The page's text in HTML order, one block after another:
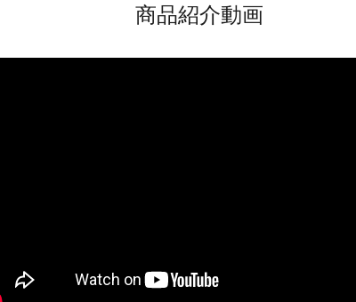
商品紹介動画